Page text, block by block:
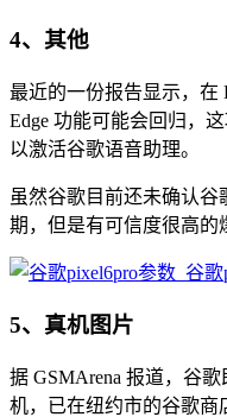
4、其他
最近的一份报告显示，在
Edge 功能可能会回归，
以激活谷歌语音助理。
虽然谷歌目前还未确认谷
期，但是有可信度很高的
5、真机图片
据 GSMArena 报道，谷歌
机，已在纽约市的谷歌商